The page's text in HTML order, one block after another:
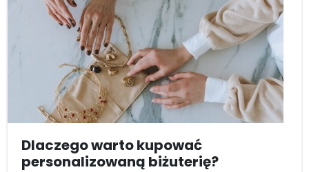
Dlaczego warto kupować
personalizowaną biżuterię?